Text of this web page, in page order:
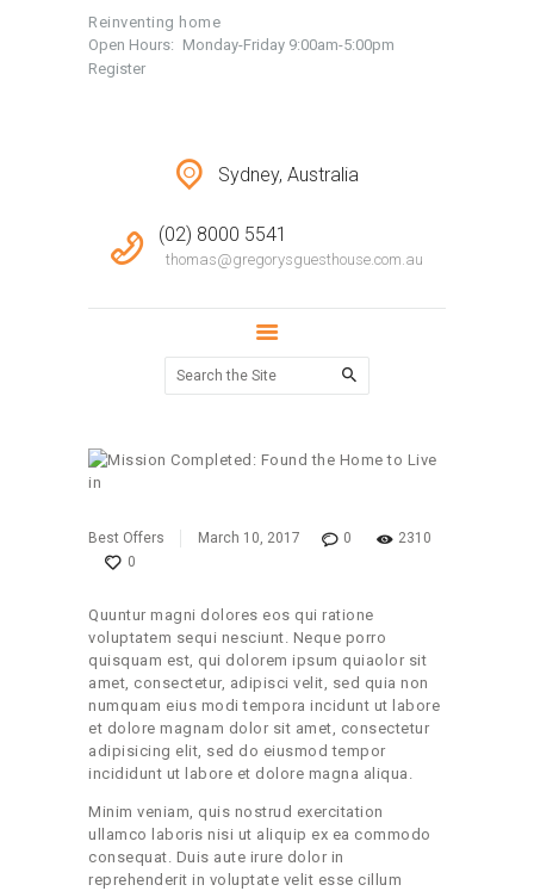
Reinventing home
Open Hours: Monday-Friday 9:00am-5:00pm
Register
Sydney, Australia
(02) 8000 5541
thomas@gregorysguesthouse.com.au
LOCATIONS
CONTACT
Best Offers March 10, 2017 0
2310
0
Quuntur magni dolores eos qui ratione
voluptatem sequi nesciunt. Neque porro
quisquam est, qui dolorem ipsum quiaolor sit
amet, consectetur, adipisci velit, sed quia non
numquam eius modi tempora incidunt ut labore
et dolore magnam dolor sit amet, consectetur
adipisicing elit, sed do eiusmod tempor
incididunt ut labore et dolore magna aliqua.
Minim veniam, quis nostrud exercitation
ullamco laboris nisi ut aliquip ex ea commodo
consequat. Duis aute irure dolor in
reprehenderit in voluptate velit esse cillum